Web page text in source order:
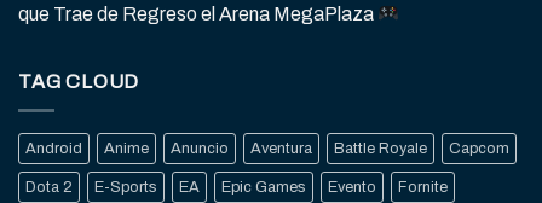
que Trae de Regreso el Arena MegaPlaza
TAG CLOUD
Android Anime Anuncio Aventura Battle Royale Capcom
Dota 2 E-Sports EA Epic Games Evento Fornite